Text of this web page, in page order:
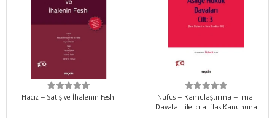
Haciz – Satış ve İhalenin Feshi
Nüfus – Kamulaştırma – İmar
Davaları ile İcra İflas Kanununa